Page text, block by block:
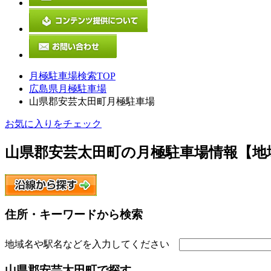
月極駐車場検索TOP
広島県月極駐車場
山県郡安芸太田町月極駐車場
お気に入りをチェック
山県郡安芸太田町の月極駐車場情報【地
住所・キーワードから検索
地域名や駅名などを入力してください